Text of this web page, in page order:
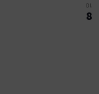
DI.
8